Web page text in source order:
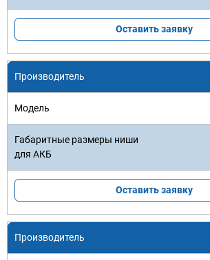
Оставить заявку
Оставить заявку